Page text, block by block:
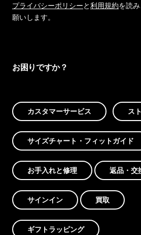
プライバシーポリシーと利用規約を読
願いします。
お困りですか？
カスタマーサービス ス
サイズチャート・フィットガイド
お手入れと修理 返品・交
サインイン 買取
ギフトラッピング